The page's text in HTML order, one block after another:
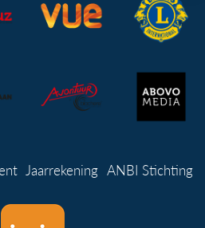
Jaarrekening ANBI Stichting